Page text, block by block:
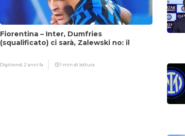
Fiorentina – Inter, Dumfries
(squalificato) ci sarà, Zalewski no: il
Digitrend,2 anni fa 1 min di lettura